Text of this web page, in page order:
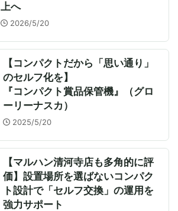
上へ
2026/5/20
【コンパクトだから「思い通り」
のセルフ化を】
『コンパクト賞品保管機』（グロ
ーリーナスカ）
2025/5/20
【マルハン清河寺店も多角的に評
価】設置場所を選ばないコンパク
ト設計で「セルフ交換」の運用を
強力サポート